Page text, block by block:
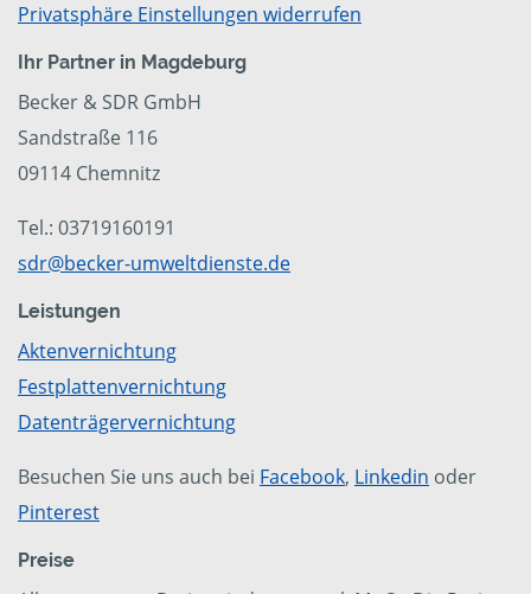
Privatsphäre Einstellungen widerrufen
Ihr Partner in Magdeburg
Becker & SDR GmbH
Sandstraße 116
09114 Chemnitz
Tel.: 03719160191
sdr@becker-umweltdienste.de
Leistungen
Aktenvernichtung
Festplattenvernichtung
Datenträgervernichtung
Besuchen Sie uns auch bei Facebook, Linkedin oder
Pinterest
Preise